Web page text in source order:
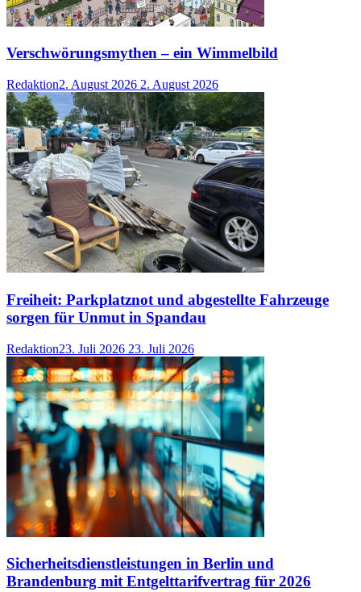
Verschwörungsmythen – ein Wimmelbild
Redaktion2. August 2026 2. August 2026
Freiheit: Parkplatznot und abgestellte Fahrzeuge
sorgen für Unmut in Spandau
Redaktion23. Juli 2026 23. Juli 2026
Sicherheitsdienstleistungen in Berlin und
Brandenburg mit Entgelttarifvertrag für 2026